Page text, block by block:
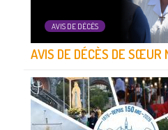
AVIS DE DÉCÈS
AVIS DE DÉCÈS DE SŒUR